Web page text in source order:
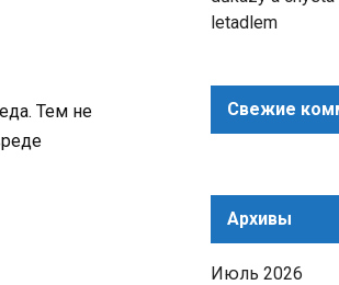
Тем не
letadlem
Свежие
Архивы
Июль 2026